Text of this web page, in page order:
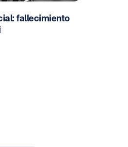
fallecimiento